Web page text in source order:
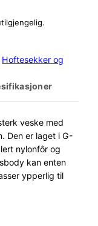
Hoftesekker og
veske med
Den er laget i G-
nylonfôr og
kan enten
ypperlig til